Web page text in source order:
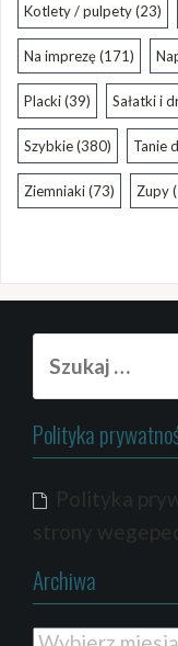
Kotlety / pulpety(23)
Na imprezę(171)
Placki(39) Sałatki i
Szybkie(380) Tanie
Ziemniaki(73) Zupy
Polityka
Polityka
strony
Archiwa
Archiwa